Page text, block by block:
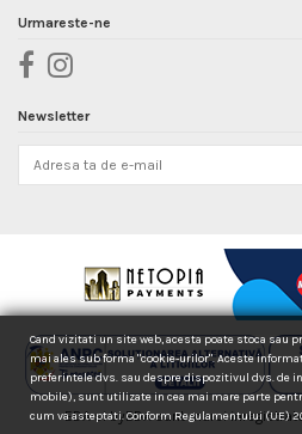
Urmareste-ne
Newsletter
EDA si byEDA sunt marci
Cand vizitati un site web, acesta poate stoca sau
mai ales sub forma "cookie-urilor". Aceste
preferintele dvs. sau despre dispozitivul dvs. de
mobile), sunt utilizate in cea mai mare parte
cum va asteptati. Conform Regulamentului (UE)